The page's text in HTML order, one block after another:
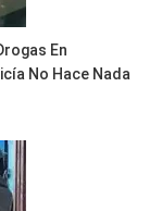
En
No Hace Nada